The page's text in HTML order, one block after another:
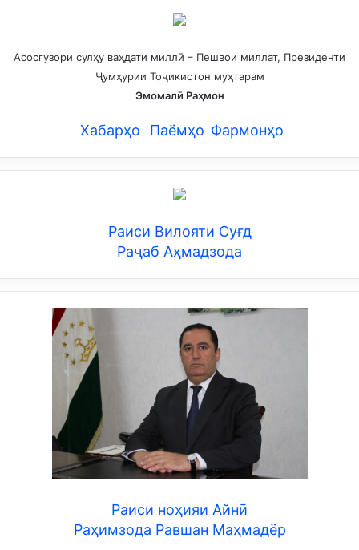
Асосгузори сулҳу ваҳдати миллӣ – Пешвои миллат, Президенти
Ҷумҳурии Тоҷикистон муҳтарам
Эмомалӣ Раҳмон
Хабарҳо Паёмҳо Фармонҳо
Раиси Вилояти Суғд
Раҷаб Аҳмадзода
Раиси ноҳияи Айнӣ
Раҳимзода Равшан Маҳмадёр